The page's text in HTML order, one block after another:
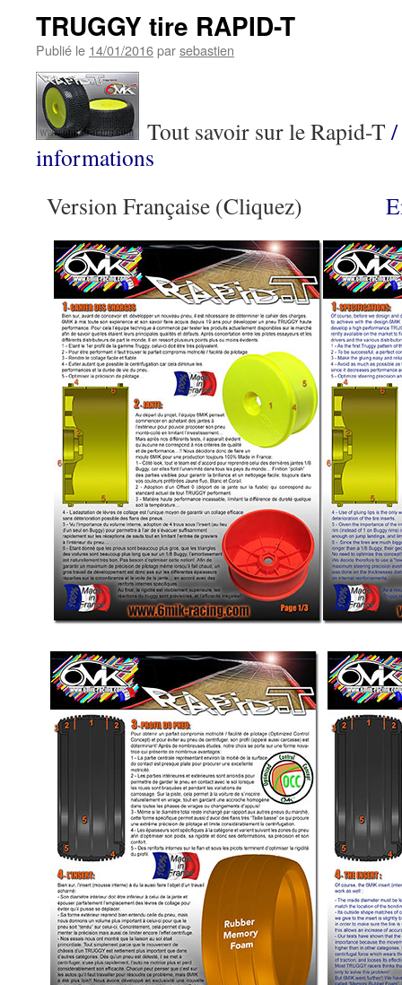
TRUGGY tire RAPID-T
Publié le 14/01/2016parsebastien
Tout savoir sur le Rapid-T
informations
Version Française (Cliquez)